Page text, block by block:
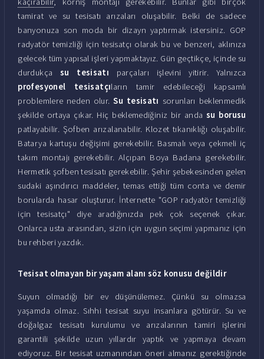
tamirat ve su tesisatı arızaları oluşabilir. Belki de sadece
banyonuza son moda bir dizayn yaptırmak istersiniz. GOP
radyatör temizliği için tesisatçı olarak bu ve benzeri, aklınıza
gelecek tüm yapısal işleri yapmaktayız. Gün geçtikçe, içinde su
durdukça su tesisatı parçaları işlevini yitirir. Yalnızca
profesyonel tesisatçıların tamir edebileceği kapsamlı
problemlere neden olur.Su tesisatı sorunları beklenmedik
şekilde ortaya çıkar. Hiç beklemediğiniz bir anda su borusu
patlayabilir. Şofben arızalanabilir. Klozet tıkanıklığı oluşabilir.
Batarya kartuşu değişimi gerekebilir. Basmalı veya çekmeli iç
takım montajı gerekebilir. Alçıpan Boya Badana gerekebilir.
Hermetik şofben tesisatı gerekebilir. Şehir şebekesinden gelen
sudaki aşındırıcı maddeler, temas ettiği tüm conta ve demir
borularda hasar oluşturur. İnternette "GOP radyatör temizliği
için tesisatçı" diye aradığınızda pek çok seçenek çıkar.
Onlarca usta arasından, sizin için uygun seçimi yapmanız için
bu rehberi yazdık.
Tesisat olmayan bir yaşam alanı söz konusu değildir
Suyun olmadığı bir ev düşünülemez. Çünkü su olmazsa
yaşamda olmaz. Sıhhi tesisat suyu insanlara götürür. Su ve
doğalgaz tesisatı kurulumu ve arızalarının tamiri işlerini
garantili şekilde uzun yıllardır yaptık ve yapmaya devam
ediyoruz. Bir tesisat uzmanından öneri almanız gerektiğinde